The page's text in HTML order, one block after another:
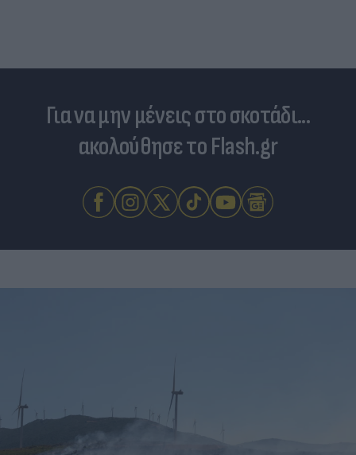
Για να μην μένεις στο σκοτάδι...
ακολούθησε το Flash.gr